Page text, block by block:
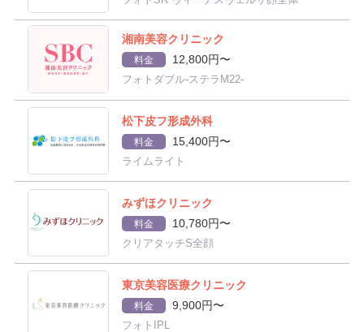
湘南美容クリニック
料金 12,800円〜
フォトダブル-ステラM22-
松下皮フ形成外科
料金 15,400円〜
ライムライト
みずほクリニック
料金 10,780円〜
クリアタッチS全顔
東京美容医療クリニック
料金 9,900円〜
フォトIPL